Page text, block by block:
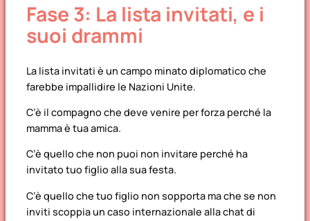
Fase 3: La lista invitati, e i
suoi drammi
La lista invitati è un campo minato diplomatico che
farebbe impallidire le Nazioni Unite.
C’è il compagno che deve venire per forza perché la
mamma è tua amica.
C’è quello che non puoi non invitare perché ha
invitato tuo figlio alla sua festa.
C’è quello che tuo figlio non sopporta ma che se non
inviti scoppia un caso internazionale alla chat di